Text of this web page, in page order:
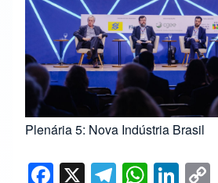
Plenária 5: Nova Indústria Brasil
F X T W Li